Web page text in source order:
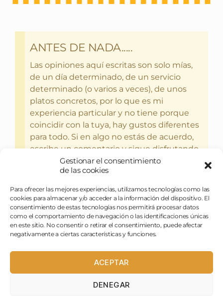
Gestionar el consentimiento
de las cookies
Para ofrecer las mejores experiencias, utilizamos tecnologías como las
cookies para almacenar y/o acceder a la información del dispositivo. El
consentimiento de estas tecnologías nos permitirá procesar datos
como el comportamiento de navegación o las identificaciones únicas
en este sitio. No consentir o retirar el consentimiento, puede afectar
negativamente a ciertas características y funciones.
ACEPTAR
DENEGAR
ANTES DE NADA.....
Las opiniones aquí escritas son solo mías,
de un día determinado, de un servicio
determinado (o varios a veces), de unos
platos concretos, por lo que es mi
experiencia particular y no tiene porque
coincidir con la tuya, hay gustos diferentes
para todo. Si en algo no estás de acuerdo,
escribe un comentario y sigue disfrutando
del bebercio y el glotoneo.